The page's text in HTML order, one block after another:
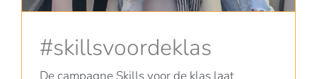
#skillsvoordeklas